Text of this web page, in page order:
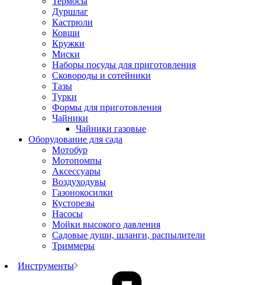
Дуршлаг
Кастрюли
Ковши
Кружки
Миски
Наборы посуды для приготовления
Сковороды и сотейники
Тазы
Турки
Формы для приготовления
Чайники
Чайники газовые
Оборудование для сада
Мотобур
Мотопомпы
Аксессуары
Воздуходувы
Газонокосилки
Кусторезы
Насосы
Мойки высокого давления
Садовые души, шланги, распылители
Триммеры
Инструменты